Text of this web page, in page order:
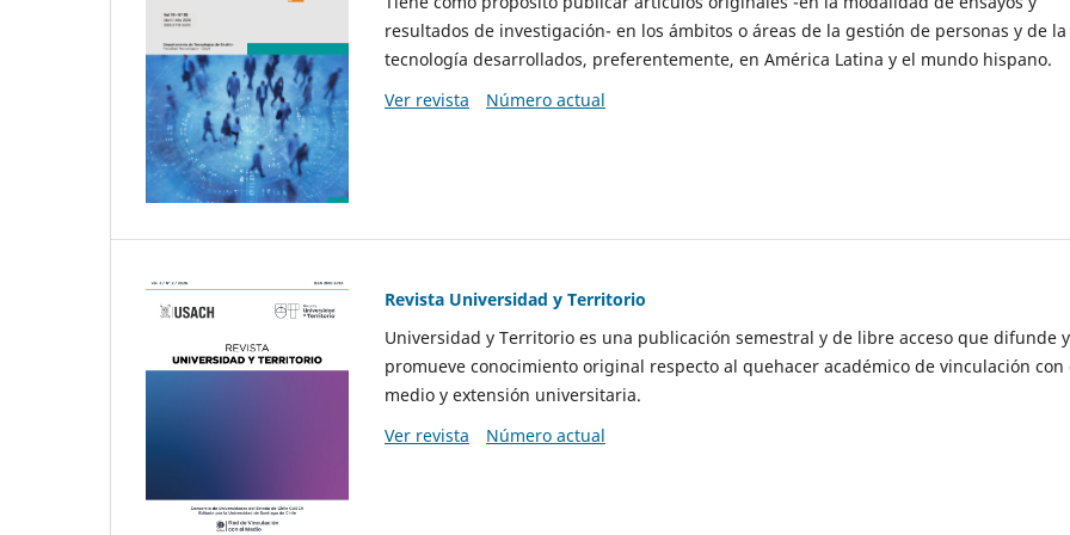
resultados de investigación- en los ámbitos o áreas de la gestión de personas y de la
tecnología desarrollados, preferentemente, en América Latina y el mundo hispano.
Ver revista
Número actual
Revista Universidad y Territorio
Universidad y Territorio es una publicación semestral y de libre acceso que difunde y
promueve conocimiento original respecto al quehacer académico de vinculación con
medio y extensión universitaria.
Ver revista
Número actual